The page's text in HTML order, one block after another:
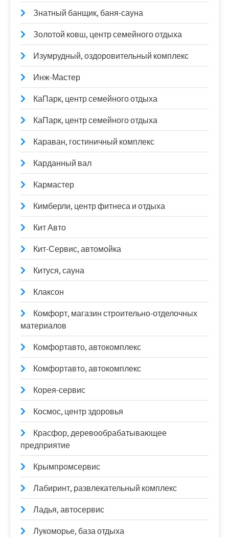
Знатный банщик, баня-сауна
Золотой ковш, центр семейного отдыха
Изумрудный, оздоровительный комплекс
Инж-Мастер
КаПарк, центр семейного отдыха
КаПарк, центр семейного отдыха
Караван, гостиничный комплекс
Карданный вал
Кармастер
Кимберли, центр фитнеса и отдыха
Кит Авто
Кит-Сервис, автомойка
Китуся, сауна
Клаксон
Комфорт, магазин строительно-отделочных
материалов
Комфортавто, автокомплекс
Комфортавто, автокомплекс
Корея-сервис
Космос, центр здоровья
Красфор, деревообрабатывающее
предприятие
Крымпромсервис
Лабиринт, развлекательный комплекс
Ладья, автосервис
Лукоморье, база отдыха